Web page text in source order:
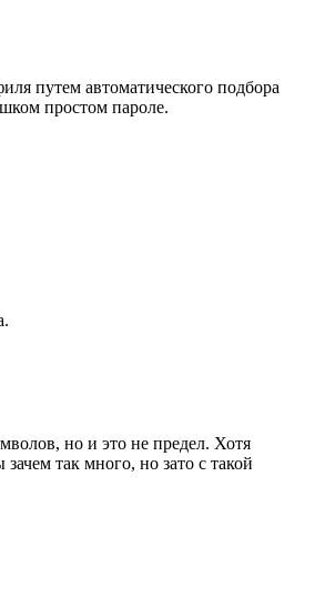
путем автоматического подбора
простом пароле.
но и это не предел. Хотя
так много, но зато с такой